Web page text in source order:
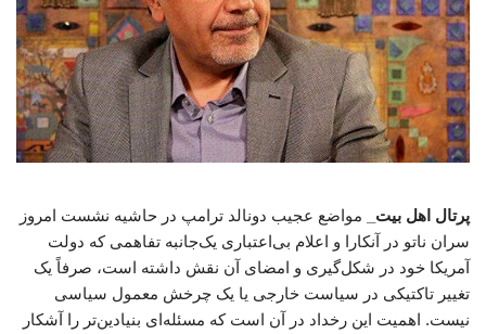
پرتال اهل بیت_ مواضع عجیب دونالد ترامپ در حاشیه نشست امروز
سران ناتو در آنکارا و اعلام بی‌اعتباری یک‌جانبه تفاهمی که دولت
آمریکا خود در شکل‌گیری و امضای آن نقش داشته است، صرفاً یک
تغییر تاکتیکی در سیاست خارجی یا یک چرخش معمول سیاسی
نیست. اهمیت این رخداد در آن است که مسئله‌ای بنیادین‌تر را آشکار